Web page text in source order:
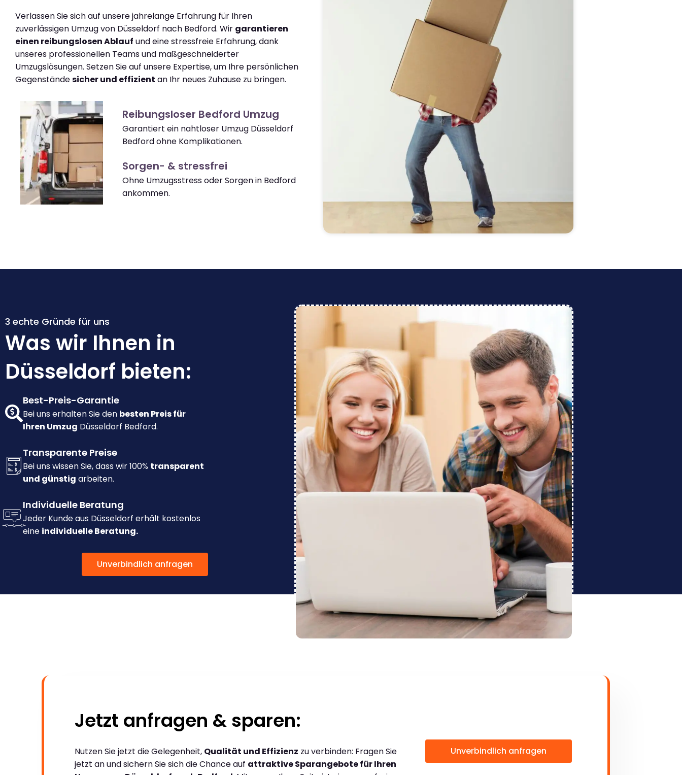
Verlassen Sie sich auf unsere jahrelange Erfahrung für Ihren
zuverlässigen Umzug von Düsseldorf nach Bedford. Wir garantieren
einen reibungslosen Ablauf und eine stressfreie Erfahrung, dank
unseres professionellen Teams und maßgeschneiderter
Umzugslösungen. Setzen Sie auf unsere Expertise, um Ihre persönlichen
Gegenständesicher und effizient an Ihr neues Zuhause zu bringen.
Reibungsloser Bedford Umzug
Garantiert ein nahtloser Umzug Düsseldorf
Bedford ohne Komplikationen.
Sorgen- & stressfrei
Ohne Umzugsstress oder Sorgen in Bedford
ankommen.
3 echte Gründe für uns
Was wir Ihnen in
Düsseldorf bieten:
Best-Preis-Garantie
Bei uns erhalten Sie den besten Preis für
Ihren Umzug Düsseldorf Bedford.
Transparente Preise
Bei uns wissen Sie, dass wir 100% transparent
und günstig arbeiten.
Individuelle Beratung
Jeder Kunde aus Düsseldorf erhält kostenlos
eine individuelle Beratung.
Unverbindlich anfragen
Jetzt anfragen & sparen:
Nutzen Sie jetzt die Gelegenheit, Qualität und Effizienz zu verbinden: Fragen Sie
jetzt an und sichern Sie sich die Chance auf attraktive Sparangebote für Ihren
Unverbindlich anfragen